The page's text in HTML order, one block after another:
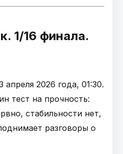
1/16 финала.
апреля 2026 года, 01:30.
тест на прочность:
стабильности нет,
разговоры о